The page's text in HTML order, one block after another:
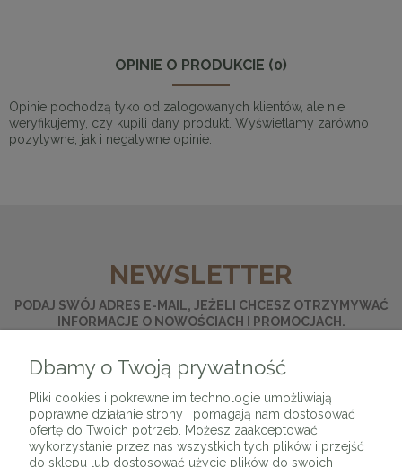
OPINIE O PRODUKCIE (0)
Opinie pochodzą tyko od zalogowanych klientów, ale nie
weryfikujemy, czy kupili dany produkt. Wyświetlamy zarówno
pozytywne, jak i negatywne opinie.
NEWSLETTER
PODAJ SWÓJ ADRES E-MAIL, JEŻELI CHCESZ OTRZYMYWAĆ
INFORMACJE O NOWOŚCIACH I PROMOCJACH.
Dbamy o Twoją prywatność
Pliki cookies i pokrewne im technologie umożliwiają
poprawne działanie strony i pomagają nam dostosować
ofertę do Twoich potrzeb. Możesz zaakceptować
wykorzystanie przez nas wszystkich tych plików i przejść
do sklepu lub dostosować użycie plików do swoich